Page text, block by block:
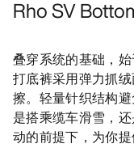
Rho SV
叠穿系统的基础，
打底裤采用弹力抓
擦。轻量针织结构
是搭乘缆车滑雪，
动的前提下，为你提